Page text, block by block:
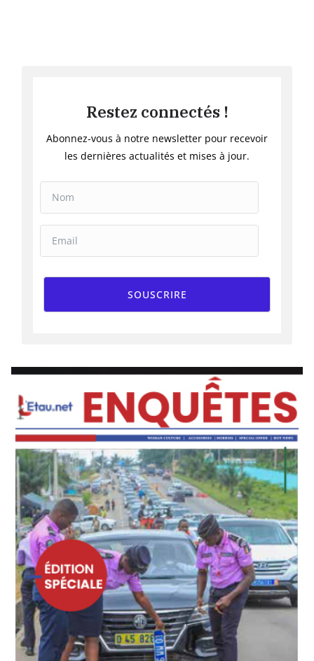
Restez connectés !
Abonnez-vous à notre newsletter pour recevoir
les dernières actualités et mises à jour.
SOUSCRIRE